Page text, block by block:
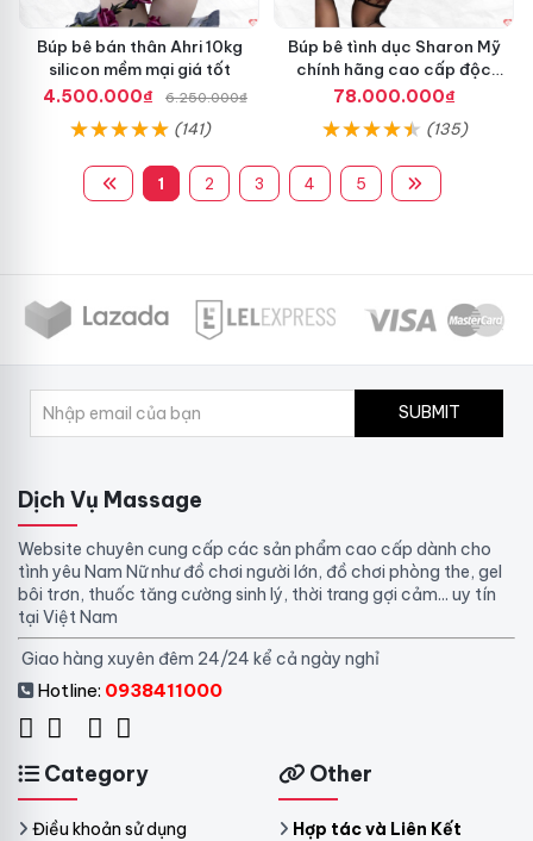
Búp bê bán thân Ahri 10kg
silicon mềm mại giá tốt
4.500.000₫
6.250.000₫
(141)
Búp bê tình dục Sharon Mỹ
chính hãng cao cấp độc
quyền giá tốt
78.000.000₫
(135)
1 2 3 4 5
SUBMIT
Dịch Vụ Massage
Website chuyên cung cấp các sản phẩm cao cấp dành cho
tình yêu Nam Nữ như đồ chơi người lớn, đồ chơi phòng the, gel
bôi trơn, thuốc tăng cường sinh lý, thời trang gợi cảm... uy tín
tại Việt Nam
Giao hàng xuyên đêm 24/24 kể cả ngày nghỉ
Hotline: 0938411000
Category
Điều khoản sử dụng
Other
Hợp tác và Liên Kết